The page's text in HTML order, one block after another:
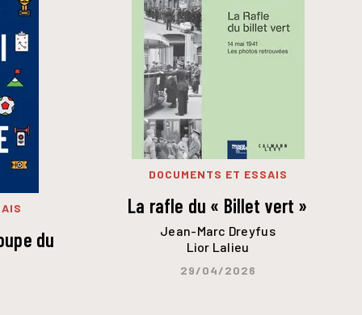
du
DOCUMENTS ET ESSAIS
La rafle du « Billet vert »
Jean-Marc Dreyfus
Lior Lalieu
29/04/2026